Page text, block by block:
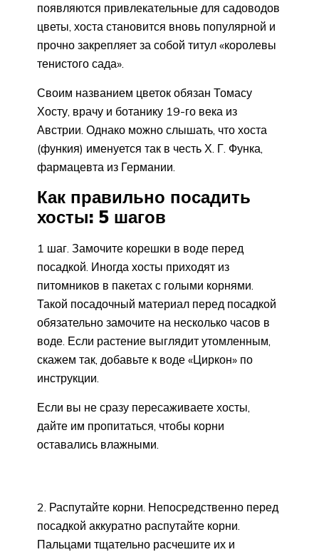
появляются привлекательные для садоводов
цветы, хоста становится вновь популярной и
прочно закрепляет за собой титул «королевы
тенистого сада».
Своим названием цветок обязан Томасу
Хосту, врачу и ботанику 19-го века из
Австрии. Однако можно слышать, что хоста
(функия) именуется так в честь Х. Г. Функа,
фармацевта из Германии.
Как правильно посадить
хосты: 5 шагов
1 шаг. Замочите корешки в воде перед
посадкой. Иногда хосты приходят из
питомников в пакетах с голыми корнями.
Такой посадочный материал перед посадкой
обязательно замочите на несколько часов в
воде. Если растение выглядит утомленным,
скажем так, добавьте к воде «Циркон» по
инструкции.
Если вы не сразу пересаживаете хосты,
дайте им пропитаться, чтобы корни
оставались влажными.
2. Распутайте корни. Непосредственно перед
посадкой аккуратно распутайте корни.
Пальцами тщательно расчешите их и